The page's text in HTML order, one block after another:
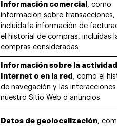
Información comercial , como
información sobre transacciones,
incluida la información de
el historial de compras, incluidas
compras consideradas
Información sobre la
Internet o en la red , como el
de navegación y las
nuestro Sitio Web o anuncios
Datos de geolocalización,